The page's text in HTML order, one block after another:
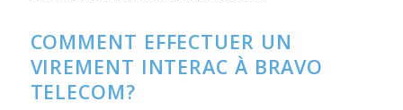
COMMENT EFFECTUER UN
VIREMENT INTERAC À BRAVO